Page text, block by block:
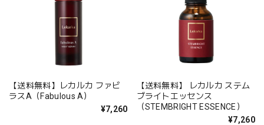
【送料無料】レカルカ ファビ
ラスA（Fabulous A）
¥7,260
【送料無料】 レカルカ ステム
ブライトエッセンス
（STEMBRIGHT ESSENCE）
¥7,260